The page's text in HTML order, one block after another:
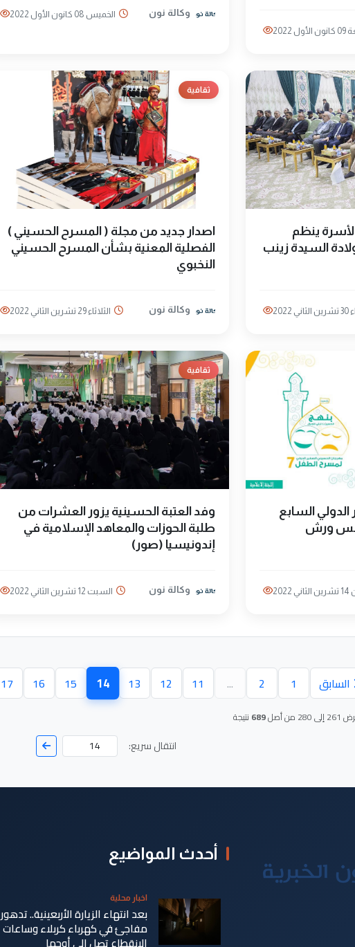
2022
وكالة نون الخميس 08 كانون الأول 2022
ينظم
السيدة زينب
ثقافية
اصدار جديد من مجلة ( المسرح الحسيني )
الفصلية المعنية بشأن المسرح الحسيني
النخبوي
وكالة نون الثلاثاء 29 تشرين الثاني 2022
السابع
ورش
ثقافية
وفد العتبة الحسينية يزور العشرات من
طلبة الحوزات والمعاهد الإسلامية في
إندونيسيا (صور)
وكالة نون السبت 12 تشرين الثاني 2022
السابق 1
2
...
11
12
13
14(الصفحة الحالية)
15
16
17
280 من أصل 689 نتيجة
انتقال سريع:
أحدث المواضيع
اخبار محلية
بعد انتهاء الزيارة الأربعينية.. تدهور
مفاجئ في كهرباء كربلاء وساعات